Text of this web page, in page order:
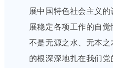
展中国特色社会主义
展稳定各项工作的自
不是无源之水、无本
的根深深地扎在我们